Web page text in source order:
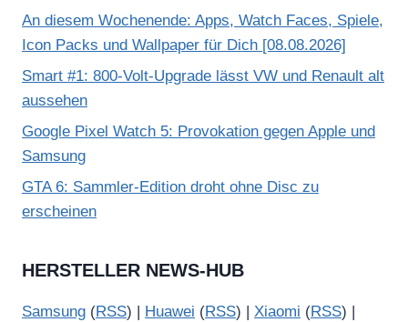
An diesem Wochenende: Apps, Watch Faces, Spiele,
Icon Packs und Wallpaper für Dich [08.08.2026]
Smart #1: 800-Volt-Upgrade lässt VW und Renault alt
aussehen
Google Pixel Watch 5: Provokation gegen Apple und
Samsung
GTA 6: Sammler-Edition droht ohne Disc zu
erscheinen
HERSTELLER NEWS-HUB
Samsung (RSS) | Huawei (RSS) | Xiaomi (RSS) |